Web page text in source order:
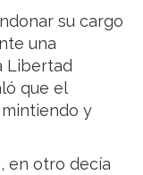
su cargo
una
Libertad
que el
y
en otro decía